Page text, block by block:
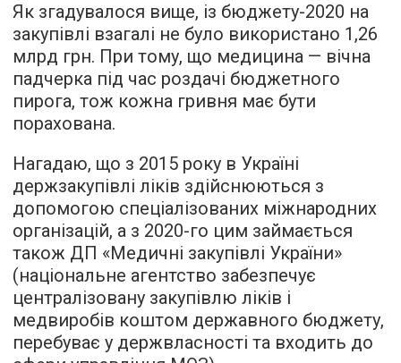
Як згадувалося вище, із бюджету-2020 на
закупівлі взагалі не було використано 1,26
млрд грн. При тому, що медицина — вічна
падчерка під час роздачі бюджетного
пирога, тож кожна гривня має бути
порахована.
Нагадаю, що з 2015 року в Україні
держзакупівлі ліків здійснюються з
допомогою спеціалізованих міжнародних
організацій, а з 2020-го цим займається
також ДП «Медичні закупівлі України»
(національне агентство забезпечує
централізовану закупівлю ліків і
медвиробів коштом державного бюджету,
перебуває у держвласності та входить до